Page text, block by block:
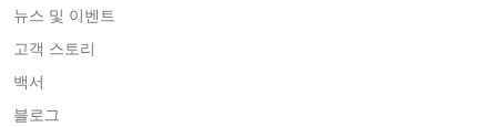
아카이빙
작업 오케스트레이션
워크로드 이동성
V2V 마이그레이션
oVirt
H3C CAS/UIS
ZStack
Sangfor HCI
웨비나
라이브 데모
고객 스토리
IT 서비스
견적 신청
이미 파트너인가요?
파트너 포털 로그인
뉴스 및 이벤트
고객 스토리
백서
블로그
륭한 기능입니다. 가상 머신(VM)은 작동 중에도
마이그레이션될 수 있습니다. 우리는 vSphere에
서 VM의 핫 마이그레이션을 위해 VMware
다면 Hyper-V에는 대안이 있을까요? 답은